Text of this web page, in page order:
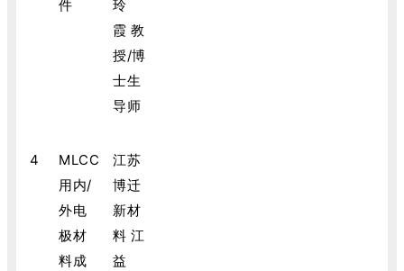
件
玲
霞 教
授/博
士生
导师
4
MLCC
用内/
外电
极材
料成
江苏
博迁
新材
料 江
益